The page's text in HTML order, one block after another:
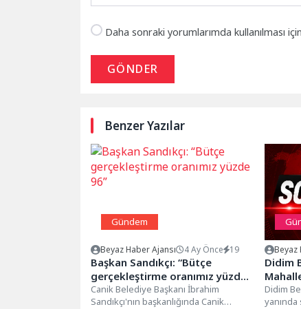
Daha sonraki yorumlarımda kullanılması
GÖNDER
Benzer Yazılar
Gündem
Beyaz Haber Ajansı 4 Ay Önce 19
Başkan Sandıkçı: “Bütçe
gerçekleştirme oranımız yüzde
96”
Canik Belediye Başkanı İbrahim
Sandıkçı'nın başkanlığında Canik
Beyaz
Didim
Didim